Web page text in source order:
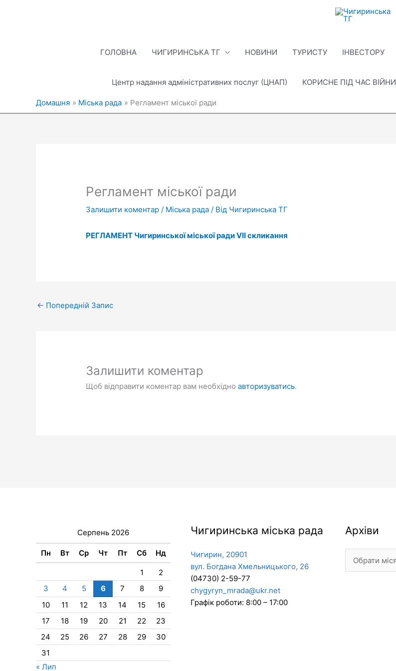
ГОЛОВНА ЧИГИРИНСЬКА ТГ НОВИНИ ТУРИСТУ ІНВЕСТОРУ
Центр надання адміністративних послуг (ЦНАП) КОРИСНЕ ПІД ЧАС ВІЙНИ
Домашня Міська рада Регламент міської ради
Регламент міської ради
Залишити коментар / Міська рада / Від Чигиринська ТГ
РЕГЛАМЕНТ Чигиринської міської ради VІІ скликання
← Попередній Запис
Залишити коментар
Щоб відправити коментар вам необхідноавторизуватись.
Серпень 2026
Пн Вт Ср Чт Пт Сб Нд
1
2
3
4 5 6 7 8
9
10
11 12 13 14 15
16
17
18 19 20 21 22
23
24
25 26 27 28 29
30
31
« Лип
Чигиринська міська рада
Чигирин, 20901
вул. Богдана Хмельницького, 26
(04730) 2-59-77
chygyryn_mrada@ukr.net
Графік роботи: 8:00 – 17:00
Архіви
Архіви